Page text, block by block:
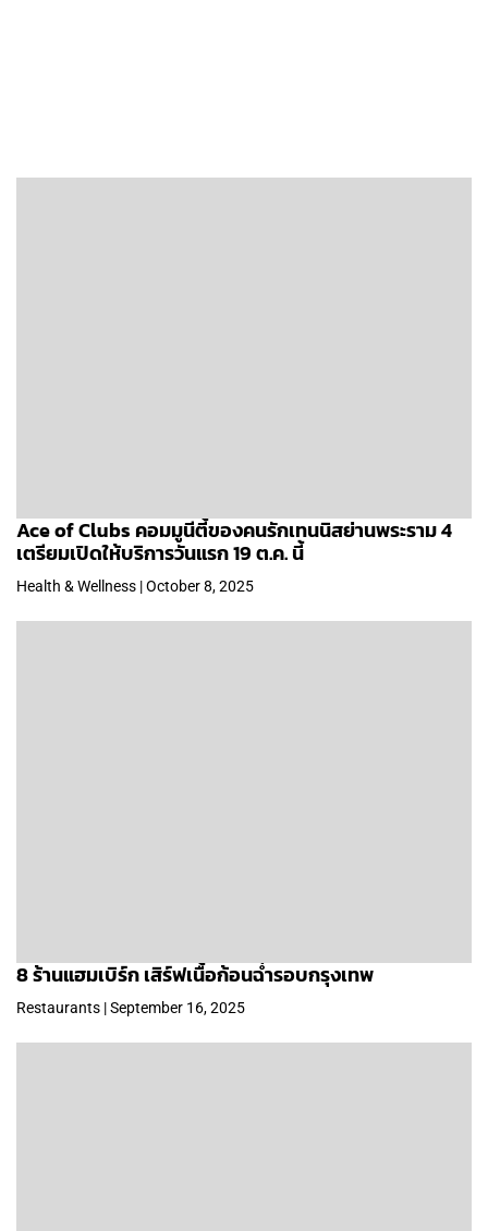
Ace of Clubs คอมมูนีตี้ของคนรักเทนนิสย่านพระราม 4
เตรียมเปิดให้บริการวันแรก 19 ต.ค. นี้
Health & Wellness | October 8, 2025
8 ร้านแฮมเบิร์ก เสิร์ฟเนื้อก้อนฉ่ำรอบกรุงเทพ
Restaurants | September 16, 2025